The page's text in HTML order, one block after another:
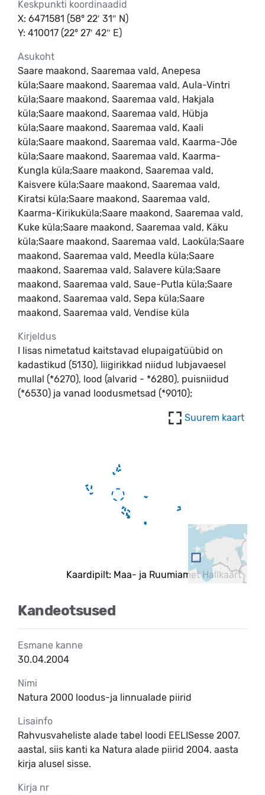
Keskpunkti koordinaadid
X: 6471581 (58° 22′ 31″ N)
Y: 410017 (22° 27′ 42″ E)
Asukoht
Saare maakond, Saaremaa vald, Anepesa
küla;Saare maakond, Saaremaa vald, Aula-Vintri
küla;Saare maakond, Saaremaa vald, Hakjala
küla;Saare maakond, Saaremaa vald, Hübja
küla;Saare maakond, Saaremaa vald, Kaali
küla;Saare maakond, Saaremaa vald, Kaarma-Jõe
küla;Saare maakond, Saaremaa vald, Kaarma-
Kungla küla;Saare maakond, Saaremaa vald,
Kaisvere küla;Saare maakond, Saaremaa vald,
Kiratsi küla;Saare maakond, Saaremaa vald,
Kaarma-Kirikuküla;Saare maakond, Saaremaa vald,
Kuke küla;Saare maakond, Saaremaa vald, Käku
küla;Saare maakond, Saaremaa vald, Laoküla;Saare
maakond, Saaremaa vald, Meedla küla;Saare
maakond, Saaremaa vald, Salavere küla;Saare
maakond, Saaremaa vald, Saue-Putla küla;Saare
maakond, Saaremaa vald, Sepa küla;Saare
maakond, Saaremaa vald, Vendise küla
Kirjeldus
I lisas nimetatud kaitstavad elupaigatüübid on
kadastikud (5130), liigirikkad niidud lubjavaesel
mullal (*6270), lood (alvarid - *6280), puisniidud
(*6530) ja vanad loodusmetsad (*9010);
Suurem kaart
Kaardipilt: Maa- ja Ruumiamet Hallkaart
Kandeotsused
Esmane kanne
30.04.2004
Nimi
Natura 2000 loodus-ja linnualade piirid
Lisainfo
Rahvusvaheliste alade tabel loodi EELISesse 2007.
aastal, siis kanti ka Natura alade piirid 2004. aasta
kirja alusel sisse.
Kirja nr